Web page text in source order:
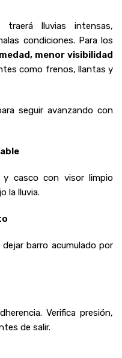
lluvias intensas,
condiciones. Para los
menor visibilidad
como frenos, llantas y
seguir avanzando con
y casco con visor limpio
la lluvia.
barro acumulado por
Verifica presión,
de salir.